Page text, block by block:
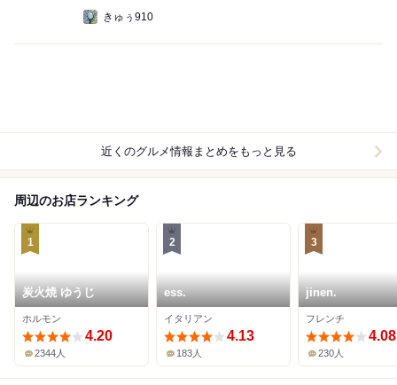
きゅぅ910
近くのグルメ情報まとめをもっと見る
周辺のお店ランキング
1
炭火焼 ゆうじ
ホルモン
4.20
2344人
2
ess.
イタリアン
4.13
183人
3
jinen.
フレンチ
4.08
230人